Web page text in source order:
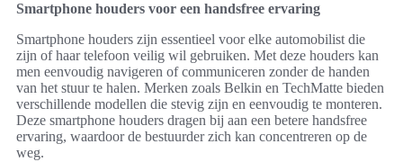
Smartphone houders voor een handsfree ervaring
Smartphone houders zijn essentieel voor elke automobilist die
zijn of haar telefoon veilig wil gebruiken. Met deze houders kan
men eenvoudig navigeren of communiceren zonder de handen
van het stuur te halen. Merken zoals Belkin en TechMatte bieden
verschillende modellen die stevig zijn en eenvoudig te monteren.
Deze smartphone houders dragen bij aan een betere handsfree
ervaring, waardoor de bestuurder zich kan concentreren op de
weg.